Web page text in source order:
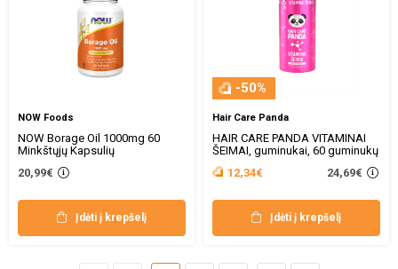
NOW Foods
NOW Borage Oil 1000mg 60
Minkštųjų Kapsulių
20,99€
Įdėti į krepšelį
-50%
Hair Care Panda
HAIR CARE PANDA VITAMINAI
ŠEIMAI, guminukai, 60 guminukų
12,34€
24,69€
Įdėti į krepšelį